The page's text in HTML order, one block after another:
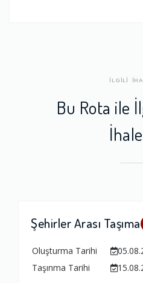
İLGİLİ
Bu Rota ile
Şehirler Arası Taşıma
Oluşturma Tarihi
Taşınma Tarihi